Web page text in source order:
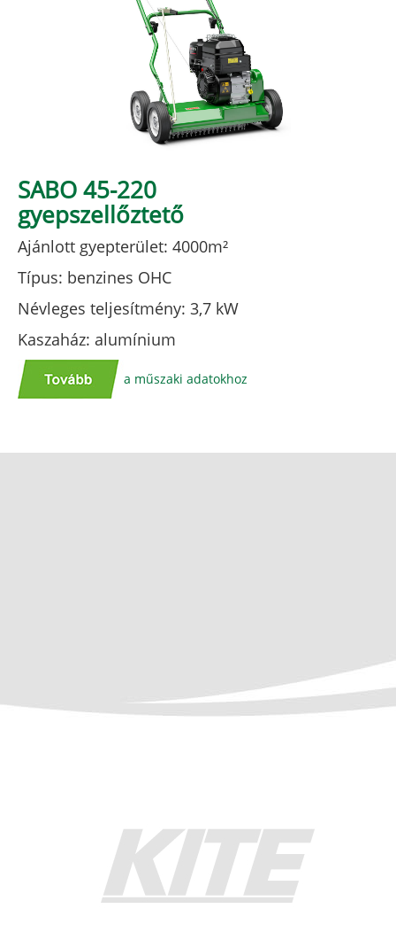
SABO 45-220
gyepszellőztető
Ajánlott gyepterület: 4000m²
Típus: benzines OHC
Névleges teljesítmény: 3,7 kW
Kaszaház: alumínium
a műszaki adatokhoz